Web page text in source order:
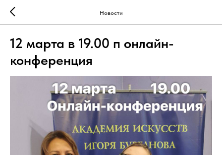
Новости
12 марта в 19.00 п онлайн-
конференция